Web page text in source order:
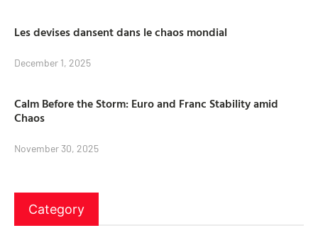
Les devises dansent dans le chaos mondial
December 1, 2025
Calm Before the Storm: Euro and Franc Stability amid
Chaos
November 30, 2025
Category